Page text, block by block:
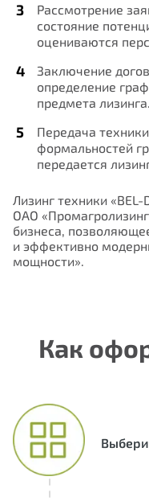
Рассмотрение
состояние
оцениваются
Заключение
определение
предмета лизинга.
Передача техники
формальностей
передается
Лизинг техники «BEL-
ОАО
бизнеса,
и эффективно
мощности».
Как
E-mail